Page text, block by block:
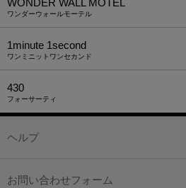
WONDER WALL MOTEL
ワンダーウォールモーテル
1minute​ 1second
ワンミニットワンセカンド
430
フォーサーティ
ヘルプ
お問い合わせフォーム